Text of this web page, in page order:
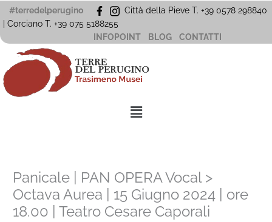
Vai
al
#terredelperugino
Città della Pieve T. +39 0578 298840
| Corciano T. +39 075 5188255
INFOPOINT
BLOG CONTATTI
Menu
Panicale | PAN OPERA Vocal >
Octava Aurea | 15 Giugno 2024 | ore
18.00 | Teatro Cesare Caporali